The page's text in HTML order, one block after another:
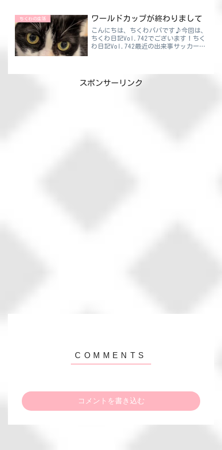
もそんなに悪いことなのかな😥そのあ
ることとは『お菓子の備蓄』の...
ちくわの生活 ワールドカップが終わりまして
こんにちは、ちくわパパです♪今回は、
ちくわ日記Vol.742でございます！ちく
わ日記Vol.742最近の出来事サッカーワ
りながら、伝...
スポンサーリンク
コメントを書き込む